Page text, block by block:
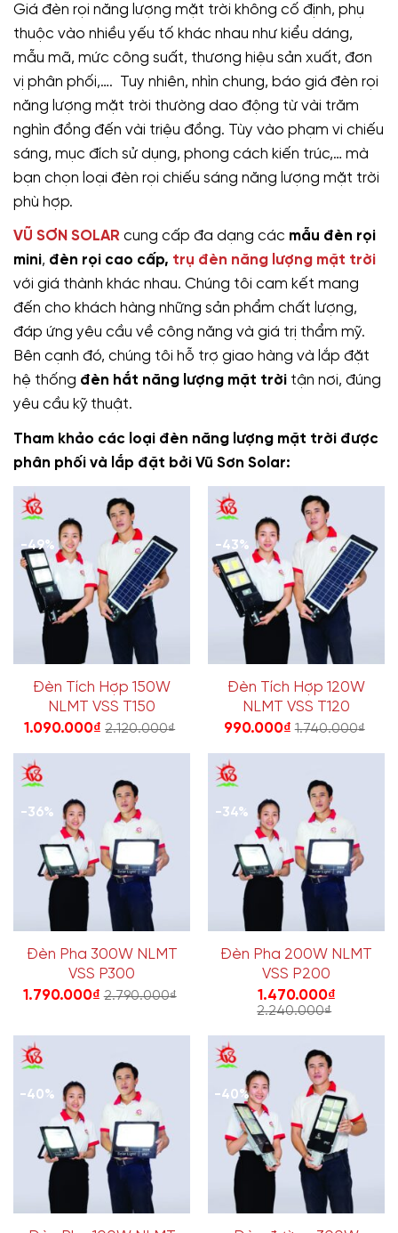
Giá đèn rọi năng lượng mặt trời không cố định, phụ
thuộc vào nhiều yếu tố khác nhau như kiểu dáng,
mẫu mã, mức công suất, thương hiệu sản xuất, đơn
vị phân phối,…. Tuy nhiên, nhìn chung, báo giá đèn rọi
năng lượng mặt trời thường dao động từ vài trăm
nghìn đồng đến vài triệu đồng. Tùy vào phạm vi chiếu
sáng, mục đích sử dụng, phong cách kiến trúc,… mà
bạn chọn loại đèn rọi chiếu sáng năng lượng mặt trời
phù hợp.
VŨ SƠN SOLAR cung cấp đa dạng các mẫu đèn rọi
mini, đèn rọi cao cấp, trụ đèn năng lượng mặt trời
với giá thành khác nhau. Chúng tôi cam kết mang
đến cho khách hàng những sản phẩm chất lượng,
đáp ứng yêu cầu về công năng và giá trị thẩm mỹ.
Bên cạnh đó, chúng tôi hỗ trợ giao hàng và lắp đặt
hệ thống đèn hắt năng lượng mặt trời tận nơi, đúng
yêu cầu kỹ thuật.
Tham khảo các loại đèn năng lượng mặt trời được
phân phối và lắp đặt bởi Vũ Sơn Solar:
-49%
Đèn Tích Hợp 150W
NLMT VSS T150
1.090.000₫ 2.120.000₫
-43%
Đèn Tích Hợp 120W
NLMT VSS T120
990.000₫ 1.740.000₫
-36%
Đèn Pha 300W NLMT
VSS P300
1.790.000₫ 2.790.000₫
-34%
Đèn Pha 200W NLMT
VSS P200
1.470.000₫
2.240.000₫
-40% -40%